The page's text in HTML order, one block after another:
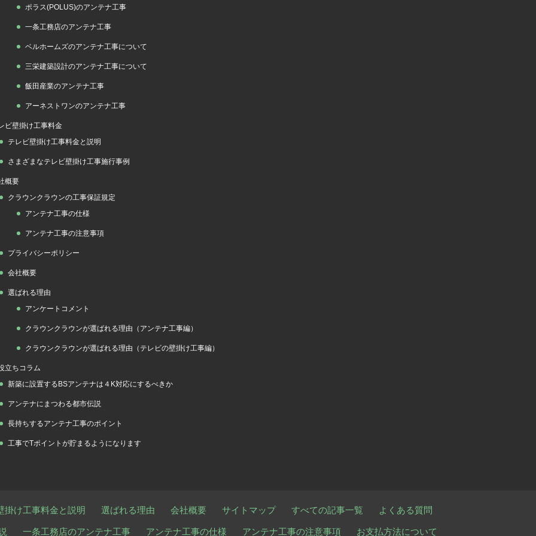
ポラス(POLUS)のアンテナ工事
一条工務店のアンテナ工事
ベルホームズのアンテナ工事について
三栄建築設計のアンテナ工事について
飯田産業のアンテナ工事
アーネストワンのアンテナ工事
ビ壁掛け工事料金
テレビ壁掛け工事料金と説明
さまざまなテレビ壁掛け工事施行事例
概要
クラウンクラウンの工事保証規定
アンテナ工事の仕様
アンテナ工事の注意事項
プライバシーポリシー
会社概要
選ばれる理由
アンケートコメント
クラウンクラウンが選ばれる理由（アンテナ工事編）
クラウンクラウンが選ばれる理由（テレビの壁掛け工事編）
立ちコラム
新築に設置するBSアンテナは４K対応にするべきか
アンテナにまつわる都市伝説
長持ちするアンテナ工事のポイント
工事でTポイントが貯まるようになります
掛け工事料金と説明 選ばれる理由 会社概要 サイトマップ すべての記事一覧 よくある質問
一条工務店のアンテナ工事 アンテナ工事の仕様 アンテナ工事の注意事項 お支払方法について